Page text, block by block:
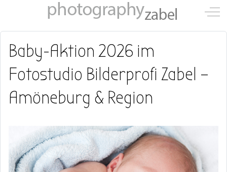
Mobile Menu Toggle Off-
Baby-Aktion 2026 im
Fotostudio Bilderprofi Zabel –
Amöneburg & Region